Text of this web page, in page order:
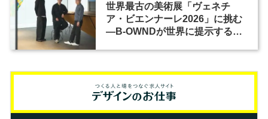
世界最古の美術展「ヴェネチ
ア・ビエンナーレ2026」に挑む
―B-OWNDが世界に提示する美